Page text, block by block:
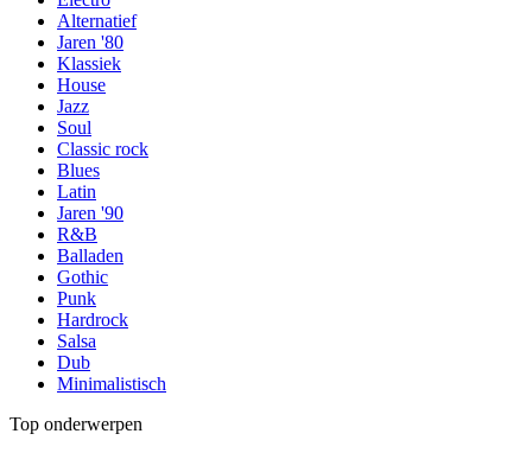
Alternatief
Jaren '80
Klassiek
House
Jazz
Soul
Classic rock
Blues
Latin
Jaren '90
R&B
Balladen
Gothic
Punk
Hardrock
Salsa
Dub
Minimalistisch
Top onderwerpen